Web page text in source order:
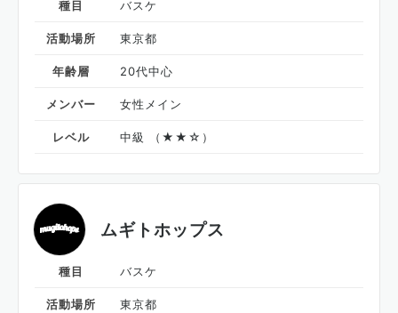
種目 バスケ
活動場所 東京都
年齢層 20代中心
メンバー 女性メイン
レベル 中級 （★★☆）
ムギトホップス
種目 バスケ
活動場所 東京都